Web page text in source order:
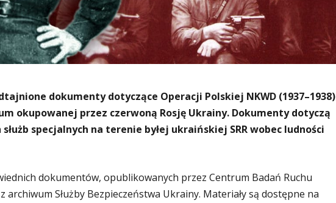
dokumenty dotyczące Operacji Polskiej NKWD (1937–1938)
okupowanej przez czerwoną Rosję Ukrainy. Dokumenty dotyczą
specjalnych na terenie byłej ukraińskiej SRR wobec ludności
dokumentów, opublikowanych przez Centrum Badań Ruchu
archiwum Służby Bezpieczeństwa Ukrainy. Materiały są dostępne na